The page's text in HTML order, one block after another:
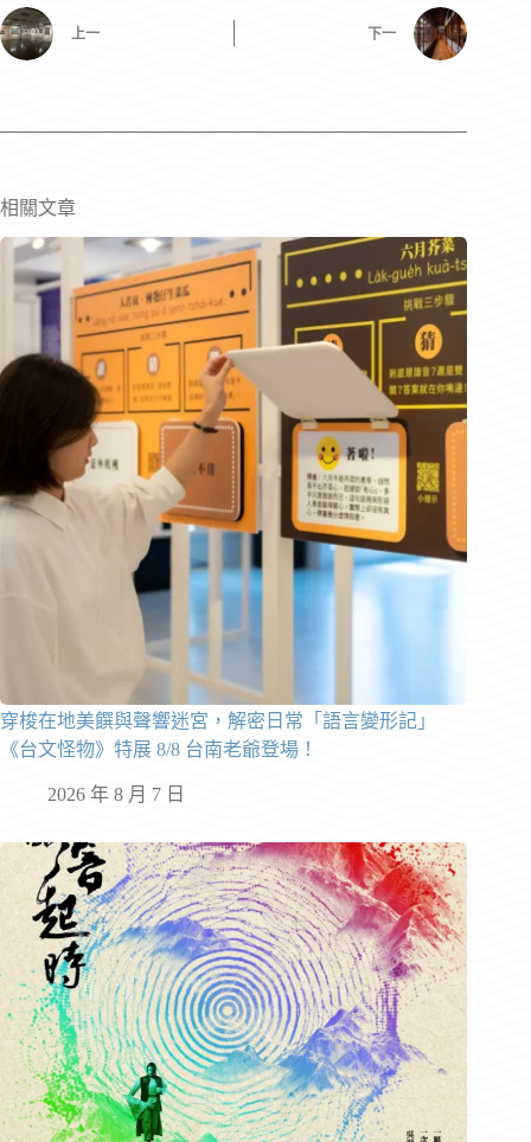
上一 下一
相關文章
穿梭在地美饌與聲響迷宮，解密日常「語言變形記」
《台文怪物》特展 8/8 台南老爺登場！
2026 年 8 月 7 日